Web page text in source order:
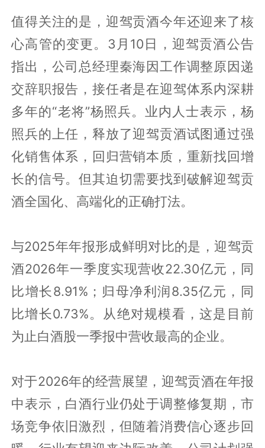
值得关注的是，迎驾贡酒今年还迎来了核
心高管的变更。3月10日，迎驾贡酒公告
指出，公司总经理秦海因工作调整原因递
交辞职报告，接任者是在迎驾体系内深耕
多年的“老将”杨照兵。业内人士表示，杨
照兵的上任，释放了迎驾贡酒试图通过强
化销售体系，回归营销本质，重新找回增
长的信号。但其迫切需要找到破解迎驾贡
酒全国化、高端化的正确打法。
与2025年年报形成鲜明对比的是，迎驾贡
酒2026年一季度实现营收22.30亿元，同
比增长8.91%；归母净利润8.35亿元，同
比增长0.73%。从绝对规模看，这是目前
为止白酒股一季报中营收最高的企业。
对于2026年的经营展望，迎驾贡酒在年报
中表示，白酒行业仍处于调整修复期，市
场竞争依旧激烈，但随着消费信心逐步回